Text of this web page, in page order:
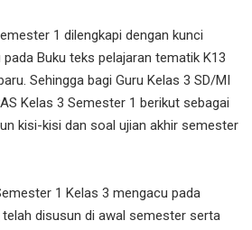
1 dilengkapi dengan kunci
Buku teks pelajaran tematik K13
Sehingga bagi Guru Kelas 3 SD/MI
Kelas 3 Semester 1 berikut sebagai
kisi-kisi dan soal ujian akhir semester
1 Kelas 3 mengacu pada
disusun di awal semester serta